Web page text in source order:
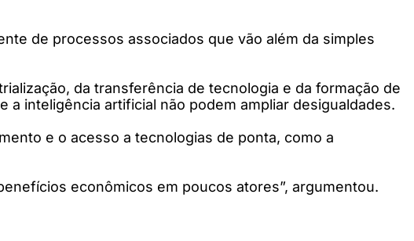
de processos associados que vão além da simples
da transferência de tecnologia e da formação de
a inteligência artificial não podem ampliar desigualdades.
e o acesso a tecnologias de ponta, como a
econômicos em poucos atores”, argumentou.